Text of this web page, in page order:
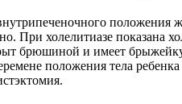
При холелитиазе показана
брюшиной и имеет
положения тела